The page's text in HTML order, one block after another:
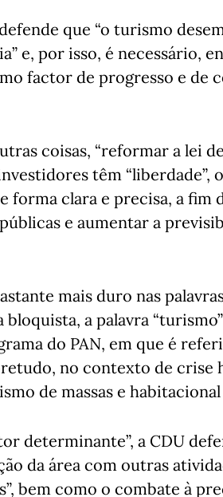
que “o turismo
e, por isso, é necessário,
factor de progresso e de
coisas, “reformar a lei
têm “liberdade”,
forma clara e precisa, a
e aumentar a
mais duro nas
a palavra
do PAN, em que é
no contexto de crise
de massas e
determinante”, a CDU
da área com outras
bem como o combate à